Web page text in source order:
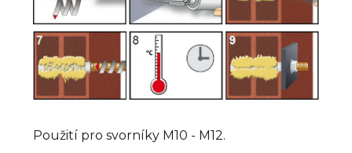
Použití pro svorníky M10 - M12.